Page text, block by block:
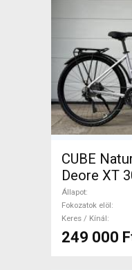
CUBE
Deore XT
tárcsafék
Állapot
Fokozatok elöl
Keres / Kínál
249 000